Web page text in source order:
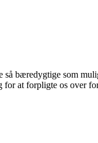
så bære­dygtige som
for at forpligte os over